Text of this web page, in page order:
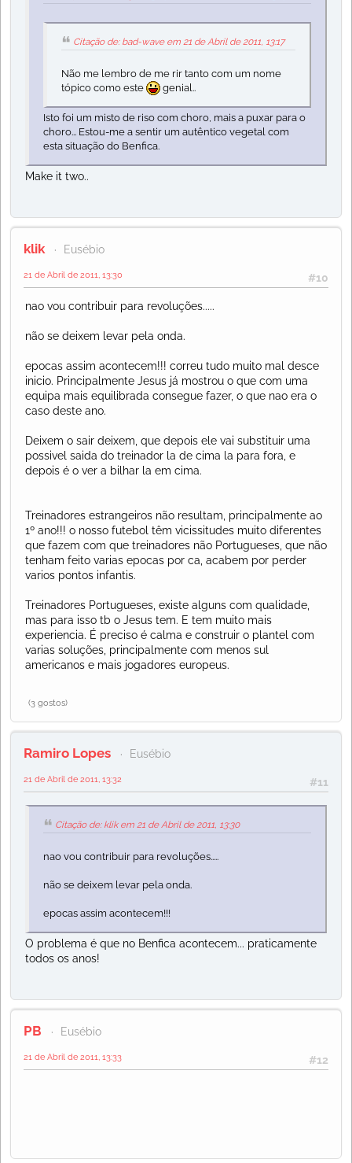
Citação de: bad-wave em 21 de Abril de 2011, 13:17
Não me lembro de me rir tanto com um nome
tópico como este
genial..
Isto foi um misto de riso com choro, mais a puxar para o
choro... Estou-me a sentir um autêntico vegetal com
esta situação do Benfica.
Make it two..
klik Eusébio
#10
21 de Abril de 2011, 13:30
nao vou contribuir para revoluções.....
não se deixem levar pela onda.
epocas assim acontecem!!! correu tudo muito mal desce
inicio. Principalmente Jesus já mostrou o que com uma
equipa mais equilibrada consegue fazer, o que nao era o
caso deste ano.
Deixem o sair deixem, que depois ele vai substituir uma
possivel saida do treinador la de cima la para fora, e
depois é o ver a bilhar la em cima.
Treinadores estrangeiros não resultam, principalmente ao
1º ano!!! o nosso futebol têm vicissitudes muito diferentes
que fazem com que treinadores não Portugueses, que não
tenham feito varias epocas por ca, acabem por perder
varios pontos infantis.
Treinadores Portugueses, existe alguns com qualidade,
mas para isso tb o Jesus tem. E tem muito mais
experiencia. É preciso é calma e construir o plantel com
varias soluções, principalmente com menos sul
americanos e mais jogadores europeus.
(3 gostos)
Ramiro Lopes Eusébio
#11
21 de Abril de 2011, 13:32
Citação de: klik em 21 de Abril de 2011, 13:30
nao vou contribuir para revoluções.....
não se deixem levar pela onda.
epocas assim acontecem!!!
O problema é que no Benfica acontecem... praticamente
todos os anos!
PB Eusébio
#12
21 de Abril de 2011, 13:33